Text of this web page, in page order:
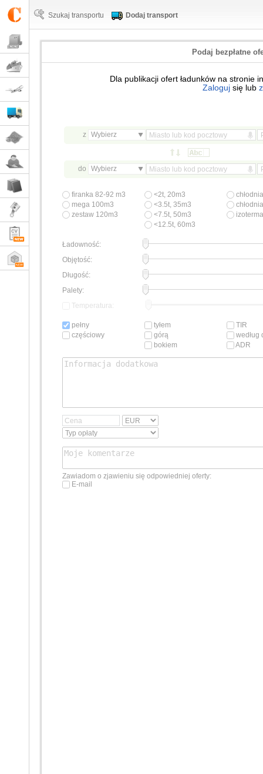
Szukaj transportu Dodaj transport
Podaj bezpłatne
Dla publikacji ofert ładunków na stronie
Zalogujsię lub
z Wybierz
do Wybierz
firanka 82-92 m3
mega 100m3
zestaw 120m3
<2t, 20m3
<3.5t, 35m3
<7.5t, 50m3
<12.5t, 60m3
chłodnia
izoterma
Ładowność:
Objętość:
Długość:
Palety:
Temperatura:
pełny
częściowy
tyłem
górą
bokiem
TIR
według
ADR
Zawiadom o zjawieniu się odpowiedniej oferty:
E-mail